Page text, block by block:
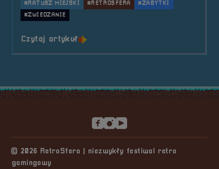
#RATUSZ MIEJSKI
#RETROSFERA
#ZABYTKI
#ZWIEDZANIE
Czytaj artykuło tytule Zwiedzanie Ratusza
© 2026 RetroSfera | niezwykły festiwal retro
gamingowy